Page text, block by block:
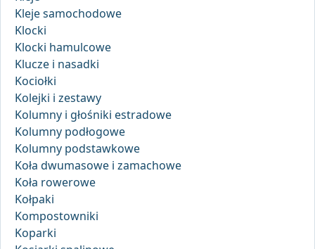
Kleje samochodowe
Klocki
Klocki hamulcowe
Klucze i nasadki
Kociołki
Kolejki i zestawy
Kolumny i głośniki estradowe
Kolumny podłogowe
Kolumny podstawkowe
Koła dwumasowe i zamachowe
Koła rowerowe
Kołpaki
Kompostowniki
Koparki